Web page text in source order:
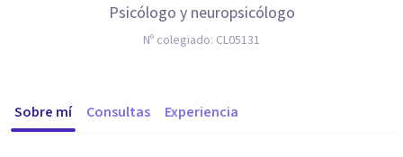
Psicólogo y neuropsicólogo
Nº colegiado: CL05131
Sobre mí Consultas Experiencia